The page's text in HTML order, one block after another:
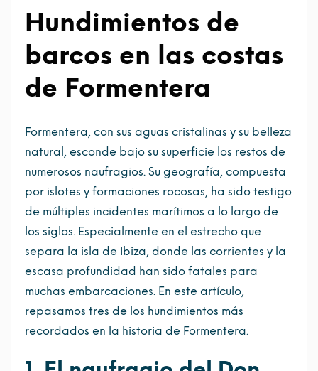
Hundimientos de
barcos en las costas
de Formentera
Formentera, con sus aguas cristalinas y su belleza
natural, esconde bajo su superficie los restos de
numerosos naufragios. Su geografía, compuesta
por islotes y formaciones rocosas, ha sido testigo
de múltiples incidentes marítimos a lo largo de
los siglos. Especialmente en el estrecho que
separa la isla de Ibiza, donde las corrientes y la
escasa profundidad han sido fatales para
muchas embarcaciones. En este artículo,
repasamos tres de los hundimientos más
recordados en la historia de Formentera.